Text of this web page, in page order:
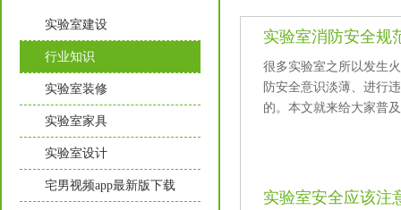
实验室建设
行业知识
实验室装修
实验室家具
实验室设计
宅男视频app最新版下载
实验室消防安全规
很多实验室之所以发生火
防安全意识淡薄、进行
的。本文就来给大家普
实验室安全应该注